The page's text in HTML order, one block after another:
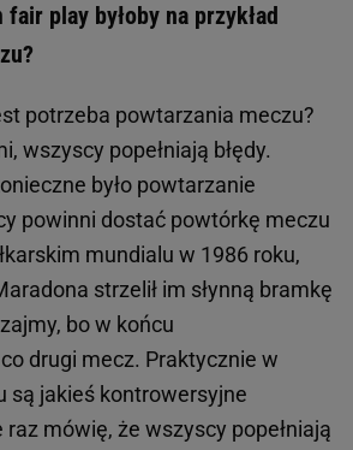
play byłoby na przykład
potrzeba powtarzania meczu?
wszyscy popełniają błędy.
było powtarzanie
powinni dostać powtórkę meczu
mundialu w 1986 roku,
strzelił im słynną bramkę
bo w końcu
drugi mecz. Praktycznie w
są jakieś kontrowersyjne
mówię, że wszyscy popełniają